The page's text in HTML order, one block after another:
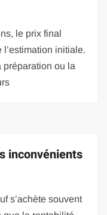
le prix final
initiale.
préparation ou la
inconvénients
s’achète souvent